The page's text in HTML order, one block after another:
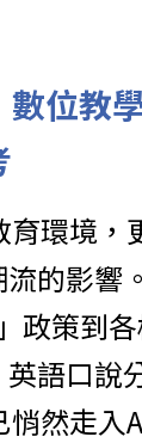
位教
環境，
的影響
政策到
語口說
然走入